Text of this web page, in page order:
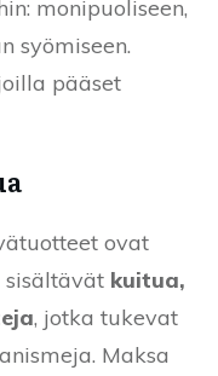
monipuoliseen,
syömiseen.
pääset
ovat
kuitua,
, jotka tukevat
Maksa